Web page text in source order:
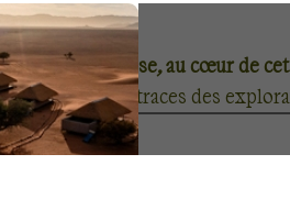
s'impose, au cœur de
tour sur les traces des
et de la nature vierge